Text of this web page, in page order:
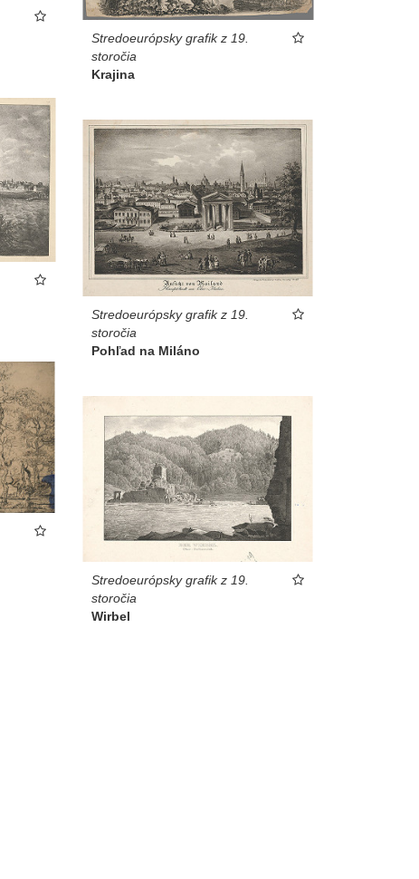
Stredoeurópsky grafik z 19.
storočia
Krajina
Stredoeurópsky grafik z 19.
storočia
Pohľad na Miláno
Stredoeurópsky grafik z 19.
storočia
Wirbel